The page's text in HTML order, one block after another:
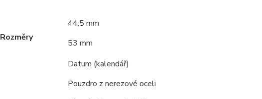
Rozměry
44,5 mm
53 mm
Datum (kalendář)
Pouzdro z nerezové oceli